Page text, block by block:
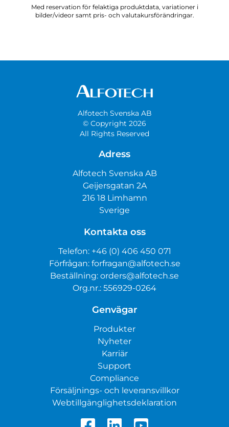
Med reservation för felaktiga produktdata, variationer i
bilder/videor samt pris- och valutakursförändringar.
Alfotech Svenska AB
© Copyright 2026
All Rights Reserved
Adress
Alfotech Svenska AB
Geijersgatan 2A
216 18 Limhamn
Sverige
Kontakta oss
Telefon: +46 (0) 406 450 071
Förfrågan: forfragan@alfotech.se
Beställning: orders@alfotech.se
Org.nr.: 556929-0264
Genvägar
Produkter
Nyheter
Karriär
Support
Compliance
Försäljnings- och leveransvillkor
Webtillgänglighetsdeklaration